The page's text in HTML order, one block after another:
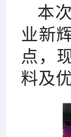
本
业新
点，
料及